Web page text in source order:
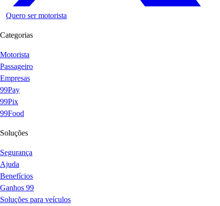
Quero ser motorista
Categorias
Motorista
Passageiro
Empresas
99Pay
99Pix
99Food
Soluções
Segurança
Ajuda
Benefícios
Ganhos 99
Soluções para veículos